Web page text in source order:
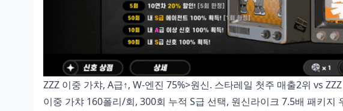
ZZZ 이중 가챠, A급↑, W-엔진 75%>원신. 스타레일 첫주 매출2위 vs
이중 가챠 160폴리/회, 300회 누적 S급 선택, 원신라이크 7.5배 패키지